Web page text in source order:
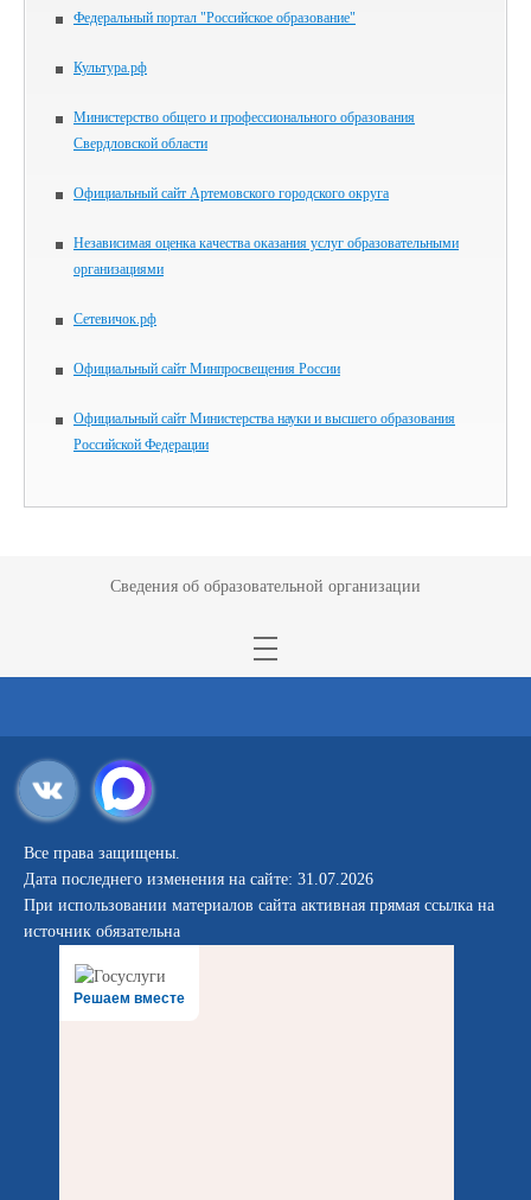
Федеральный портал "Российское образование"
Культура.рф
Министерство общего и профессионального образования
Свердловской области
Официальный сайт Артемовского городского округа
Независимая оценка качества оказания услуг образовательными
организациями
Сетевичок.рф
Официальный сайт Минпросвещения России
Официальный сайт Министерства науки и высшего образования
Российской Федерации
Сведения об образовательной организации
Все права защищены.
Дата последнего изменения на сайте: 31.07.2026
При использовании материалов сайта активная прямая ссылка на
источник обязательна
Решаем вместе